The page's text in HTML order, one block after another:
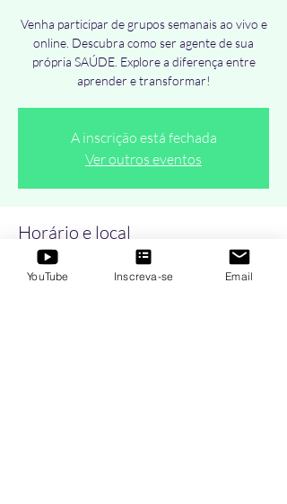
Venha participar de grupos semanais ao vivo e
online. Descubra como ser agente de sua
própria SAÚDE. Explore a diferença entre
aprender e transformar!
A inscrição está fechada
Ver outros eventos
Horário e local
28 de set. de 2020, 13:20 – 14:00
AO VIVO Online - Segundas e Quartas-Feiras
YouTube Inscreva-se Email